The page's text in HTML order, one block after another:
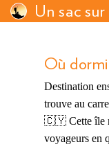
Un sac sur
Où
Destination
trouve au
🇨🇾 Cette île
voyageurs en